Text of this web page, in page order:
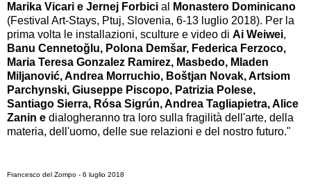
Marika Vicari e Jernej Forbici al
Monastero Dominicano
(Festival Art-Stays, Ptuj, Slovenia, 6-13 luglio 2018). Per la
prima volta le installazioni, sculture e video di Ai Weiwei,
Banu Cennetoğlu, Polona Demšar, Federica Ferzoco,
Maria Teresa Gonzalez Ramirez, Masbedo, Mladen
Miljanović, Andrea Morruchio, Boštjan Novak, Artsiom
Parchynski, Giuseppe Piscopo, Patrizia Polese,
Santiago Sierra, Rósa Sigrún, Andrea Tagliapietra, Alice
Zanin e dialogheranno tra loro sulla fragilità dell'arte, della
materia, dell'uomo, delle sue relazioni e del nostro futuro."
Francesco del Zompo - 6 luglio 2018